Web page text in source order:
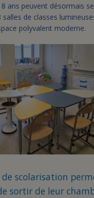
ans peuvent désormais
de classes
polyvalent moderne.
de scolarisation
sortir de leur